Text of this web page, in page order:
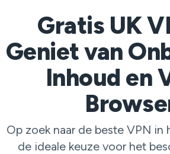
Gratis UK
Geniet van
Inhoud en
Op zoek naar de beste VPN in
de ideale keuze voor het